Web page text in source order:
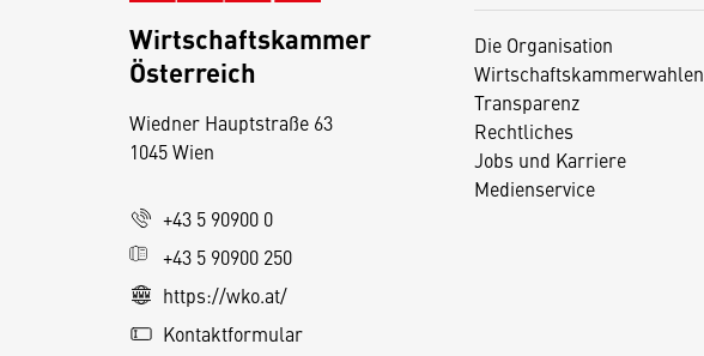
Die Organisation
Wirtschaftskammerwahlen
Transparenz
Rechtliches
Jobs und Karriere
Medienservice
Wirtschaftskammer
Österreich
Wiedner Hauptstraße 63
1045 Wien
+43 5 90900 0
+43 5 90900 250
https://wko.at/
Kontaktformular